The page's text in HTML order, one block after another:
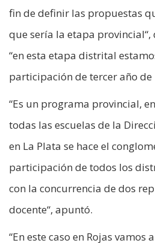
fin de definir las propuestas
que sería la etapa
“en esta etapa distrital
participación de tercer año de
“Es un programa provincial,
todas las escuelas de la
en La Plata se hace el
participación de todos los
con la concurrencia de dos
docente“, apuntó.
“En este caso en Rojas vamos